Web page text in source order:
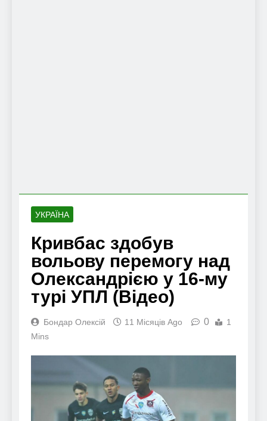
УКРАЇНА
Кривбас здобув
вольову перемогу над
Олександрією у 16-му
турі УПЛ (Відео)
Бондар Олексій 11 Місяців Ago 0
1
Mins